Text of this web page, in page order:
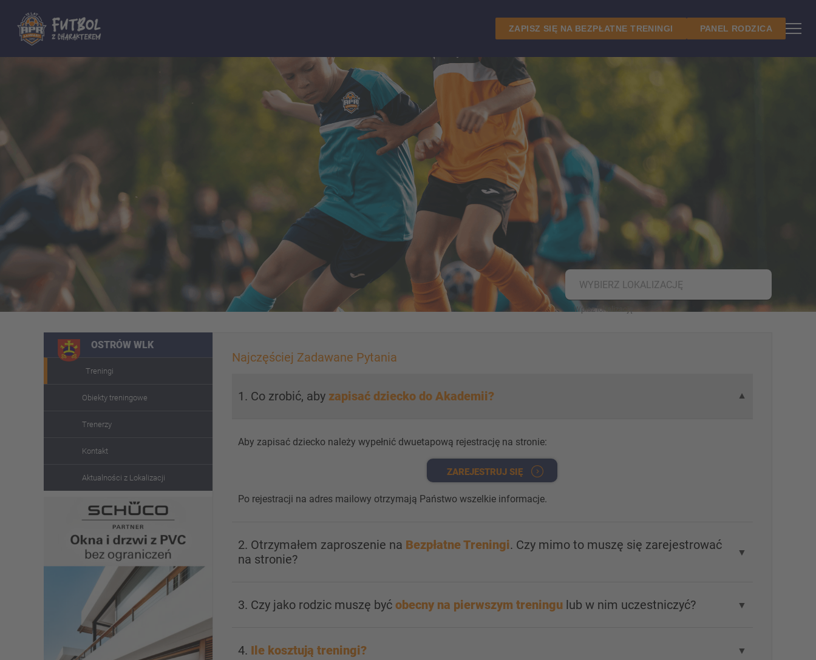
ZAPISZ SIĘ NA BEZPŁATNE TRENINGI PANEL RODZICA
WYBIERZ LOKALIZACJĘ
OSTRÓW WLK
Treningi
Obiekty treningowe
Trenerzy
Kontakt
Aktualności z Lokalizacji
Najczęściej Zadawane Pytania
1. Co zrobić, aby zapisać dziecko do Akademii? ▼
Aby zapisać dziecko należy wypełnić dwuetapową rejestrację na stronie:
ZAREJESTRUJ SIĘ
Po rejestracji na adres mailowy otrzymają Państwo wszelkie informacje.
2. Otrzymałem zaproszenie na Bezpłatne Treningi. Czy mimo to muszę się zarejestrować
na stronie?
▼
3. Czy jako rodzic muszę być obecny na pierwszym treningulub w nim uczestniczyć? ▼
4. Ile kosztują treningi? ▼